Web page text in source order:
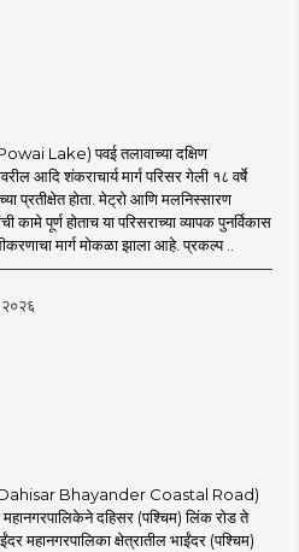
Lake) पवई तलावाच्या दक्षिण
आदि शंकराचार्य मार्ग परिसर गेली १८ वर्षे
प्रतीक्षेत होता. मेट्रो आणि मलनिस्सारण
कामे पूर्ण होताच या परिसराच्या व्यापक पुनर्विकास
मार्ग मोकळा झाला आहे. प्रकल्प ..
Bhayander Coastal Road)
महानगरपालिकेने दहिसर (पश्चिम) लिंक रोड ते
महानगरपालिका क्षेत्रातील भाईंदर (पश्चिम)